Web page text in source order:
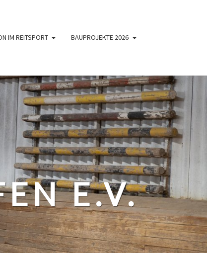
IM REITSPORT BAUPROJEKTE 2026
E.V.